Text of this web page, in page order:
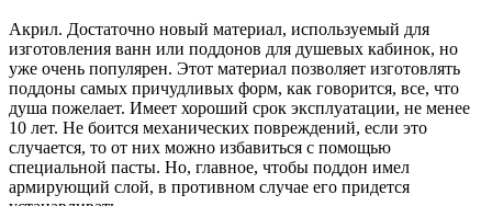
Акрил. Достаточно новый материал, используемый для
изготовления ванн или поддонов для душевых кабинок, но
уже очень популярен. Этот материал позволяет изготовлять
поддоны самых причудливых форм, как говорится, все, что
душа пожелает. Имеет хороший срок эксплуатации, не менее
10 лет. Не боится механических повреждений, если это
случается, то от них можно избавиться с помощью
специальной пасты. Но, главное, чтобы поддон имел
армирующий слой, в противном случае его придется